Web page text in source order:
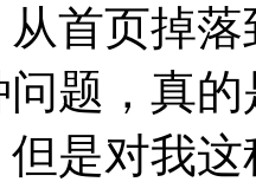
首页掉
题，真
是对我